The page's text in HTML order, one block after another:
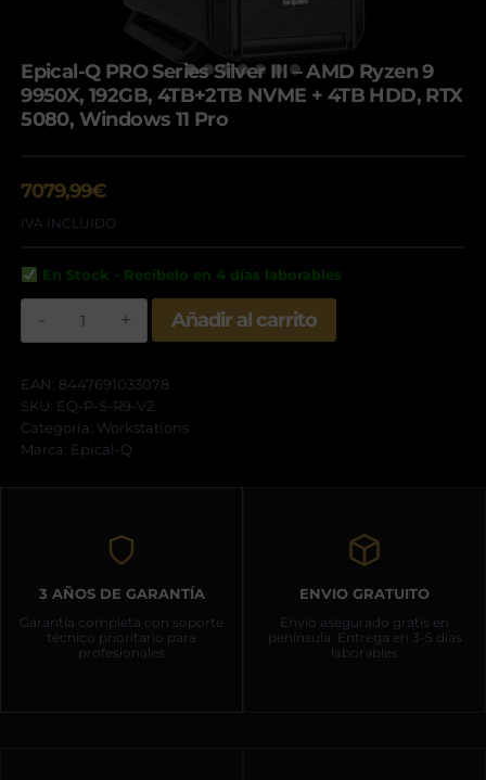
Epical-Q PRO Series Silver III – AMD Ryzen 9
9950X, 192GB, 4TB+2TB NVME + 4TB HDD, RTX
5080, Windows 11 Pro
7079,99€
IVA INCLUIDO
En Stock - Recíbelo en 4 días laborables
PRO
Silver
III
–
AMD
Ryzen
HDD,
RTX
5080,
Windows
Añadir al carrito
EAN: 8447691033078
SKU: EQ-P-S-R9-V2
Categoría: Workstations
Marca: Epical-Q
3 AÑOS DE GARANTÍA
Garantía completa con soporte
técnico prioritario para
profesionales
ENVIO GRATUITO
Envío asegurado gratis en
península. Entrega en 3-5 días
laborables